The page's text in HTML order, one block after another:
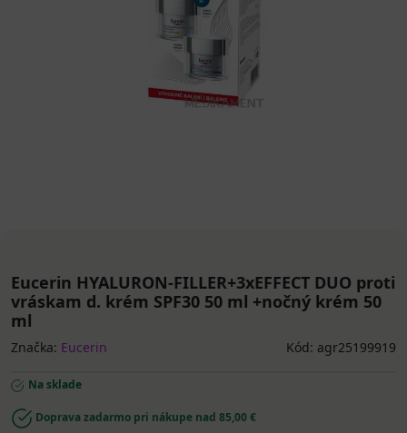
Eucerin HYALURON-FILLER+3xEFFECT DUO proti
vráskam d. krém SPF30 50 ml +nočný krém 50
ml
Značka: Eucerin Kód: agr25199919
Na sklade
Doprava zadarmo pri nákupe nad 85,00 €